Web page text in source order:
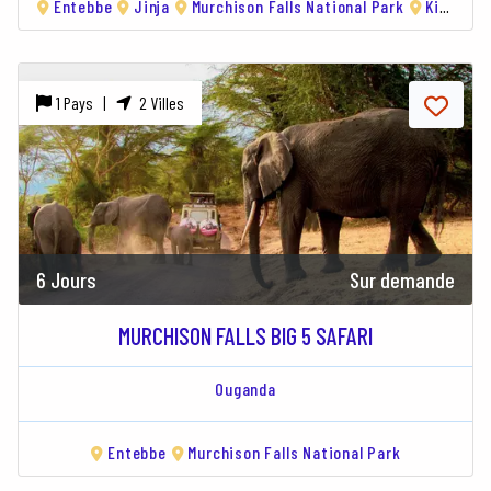
Entebbe Jinja Murchison Falls National Park Kibale Forest National Park
1 Pays | 2 Villes
6 Jours Sur demande
MURCHISON FALLS BIG 5 SAFARI
Ouganda
Entebbe Murchison Falls National Park